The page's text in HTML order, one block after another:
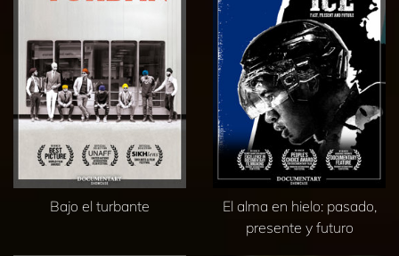
Bajo el turbante
El alma en hielo: pasado,
presente y futuro